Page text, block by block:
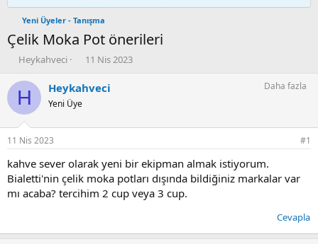
Yeni Üyeler - Tanışma
Çelik Moka Pot önerileri
K
n
u
u
b
a
ş
a
t
Heykahveci
B
ş
ı
ç
a
r
i
11 Nis 2023
H Heykahveci
Yeni Üye
Daha fazla
11 Nis 2023 #1
kahve sever olarak yeni bir ekipman almak istiyorum.
Bialetti'nin çelik moka potları dışında bildiğiniz markalar var
mı acaba? tercihim 2 cup veya 3 cup.
Cevapla